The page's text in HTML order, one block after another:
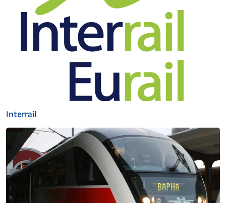
Interrail